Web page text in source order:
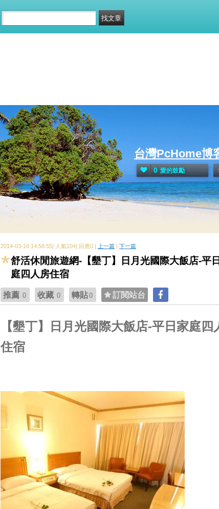
台灣PcHome博
0 愛的鼓勵
2014-03-16 14:58:55| 人氣104| 回應0 | 上一篇 | 下一篇
舒活休閒旅遊網-【墾丁】日月光國際大飯店-平
庭四人房住宿
推薦 0 收藏 0 轉貼0 訂閱站台
【墾丁】日月光國際大飯店-平日家庭四
住宿